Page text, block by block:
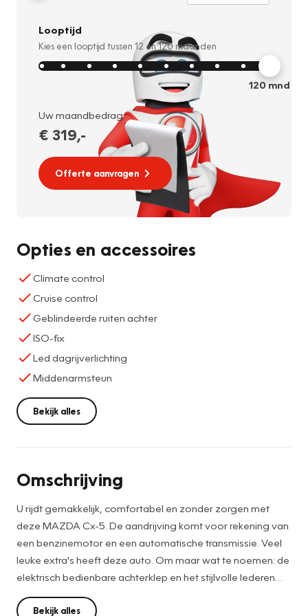
Looptijd
Kies een looptijd tussen 12 en120 maanden
120mnd
Uw maandbedrag:
€ 319,-
Offerte aanvragen
Opties en accessoires
Climate control
Cruise control
Geblindeerde ruiten achter
ISO-fix
Led dagrijverlichting
Middenarmsteun
Bekijk alles
Omschrijving
U rijdt gemakkelijk, comfortabel en zonder zorgen met
deze MAZDA Cx-5. De aandrijving komt voor rekening van
een benzinemotor en een automatische transmissie. Veel
leuke extra's heeft deze auto. Om maar wat te noemen: de
elektrisch bedienbare achterklep en het stijlvolle lederen
interieur. Ook de passagiers achterin ervaren het ultieme
comfort, dankzij de verwarmde achterbank. Bij de zeer
Bekijk alles